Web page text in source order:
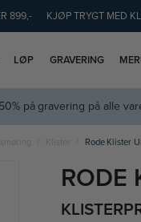
899,- KJØP TRYGT MED
LØP GRAVERING
på gravering på alle
Klister Rode Klister
RODE